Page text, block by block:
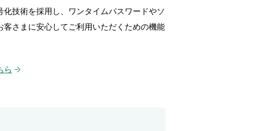
技術を採用し、ワンタイムパスワードやソ
さまに安心してご利用いただくための機能
ら